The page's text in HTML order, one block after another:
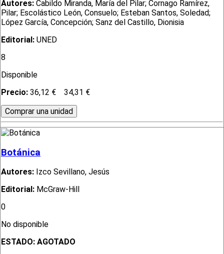
Autores: Cabildo Miranda, María del Pilar; Cornago Ramírez,
Pilar; Escolástico León, Consuelo; Esteban Santos, Soledad;
López García, Concepción; Sanz del Castillo, Dionisia
Editorial: UNED
8
Disponible
Precio: 36,12 € 34,31 €
Botánica
Autores: Izco Sevillano, Jesús
Editorial: McGraw-Hill
0
No disponible
ESTADO: AGOTADO